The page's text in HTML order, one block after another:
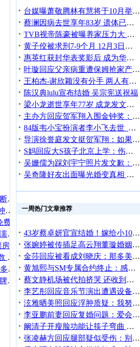
《乘风2026》初舞台投票揭晓 曾沛慈断层夺冠斩获94660票
陈法拉有望加盟李安新片《旧金山》冲击奥斯卡
67岁苗侨伟冻龄状态曝光 与戚美珍相濡以沫36年成典范
41岁港星周柏豪月养家八人开销六位数 转战内地维持收入
苏有朋《声生不息·华流季》再展音乐多样性 连续两期呈现反差舞台
袁惟仁病逝享年57岁 华语乐坛痛失金牌制作人
台媒曝萧敬腾林有慧将于10月举办婚礼 部分亲友已经收到邀请
蔡澜因病去世享年83岁 遗体已经火化
TVB视帝陈豪被曝养家压力大 疯狂接工作赚钱
黄子佼被求刑7-9个月 12月3日正式宣判
惠英红获封华表奖影后 成为华表奖首位中国香港影后
叶璇回应父亲病重遭保姆抢家产：任父母怎么安排都可以
王柏杰-谢欣颖没有分手 两人有结婚想法
陈汉典lulu宣布结婚 吴宗宪送祝福
梁小龙逝世享年77岁 成龙发文悼念
主办方回应贺军翔入围金钟奖：没有把社会事件纳入考量
84版韦小宝扮演者李小飞去世 享年76岁
导演徐誉庭发文挺贺军翔：如果是被冤枉的呢？
S妈回应大S孩子北京上学：伤心透了
吴姗儒为踩刘宇宁照片发文歉：对刘宇宁本人没有恶意
吴奇隆好友出面曝光婚变真相 称两人之间并没有离婚
一周热门文章推荐
43岁蔡卓妍官宣结婚！嫁给小10岁健身教练 甜蜜告白：“恭喜我嫁你”
张婉婷被传插足高云翔董璇婚姻引热议！高云翔辟谣
金莎回应被看成刘晓庆：那多美啊，抬举我了
黄旭熙与SM专属合约终止：感谢一直以来支持的粉丝
蔡文静机场被代拍挤哭 还收到伪装成粉丝恶意信件
李艺彤回应音乐节演出遭遇设备故障：严重干扰到我
泫雅晒美照回应浮肿质疑：我努力锻炼保持健康
李亚鹏前妻回应复婚问题：爱会以另一种方式延续
阚清子开瘦脸功能让筷子弯曲 自嘲胖了干啥都心酸
张凌赫方回应腿部疑似受伤：别着筋了